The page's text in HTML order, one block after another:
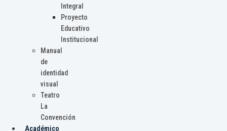
Integral
Proyecto
Educativo
Institucional
Manual
de
identidad
visual
Teatro
La
Convención
Académico